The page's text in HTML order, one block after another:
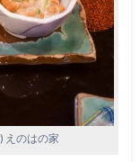
えのはの家